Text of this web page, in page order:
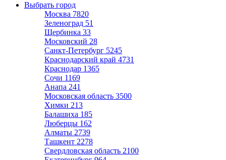
Выбрать город
Москва 7820
Зеленоград 51
Щербинка 33
Московский 28
Санкт-Петербург 5245
Краснодарский край 4731
Краснодар 1365
Сочи 1169
Анапа 241
Московская область 3500
Химки 213
Балашиха 185
Люберцы 162
Алматы 2739
Ташкент 2278
Свердловская область 2100